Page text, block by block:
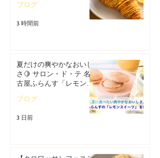
ン」🥐
ブログ
3 時間前
夏だけの爽やかなおいし
さ🍋 サロン・ド・テ 名
古屋ふらんす「レモンス
ブログ
3 日前